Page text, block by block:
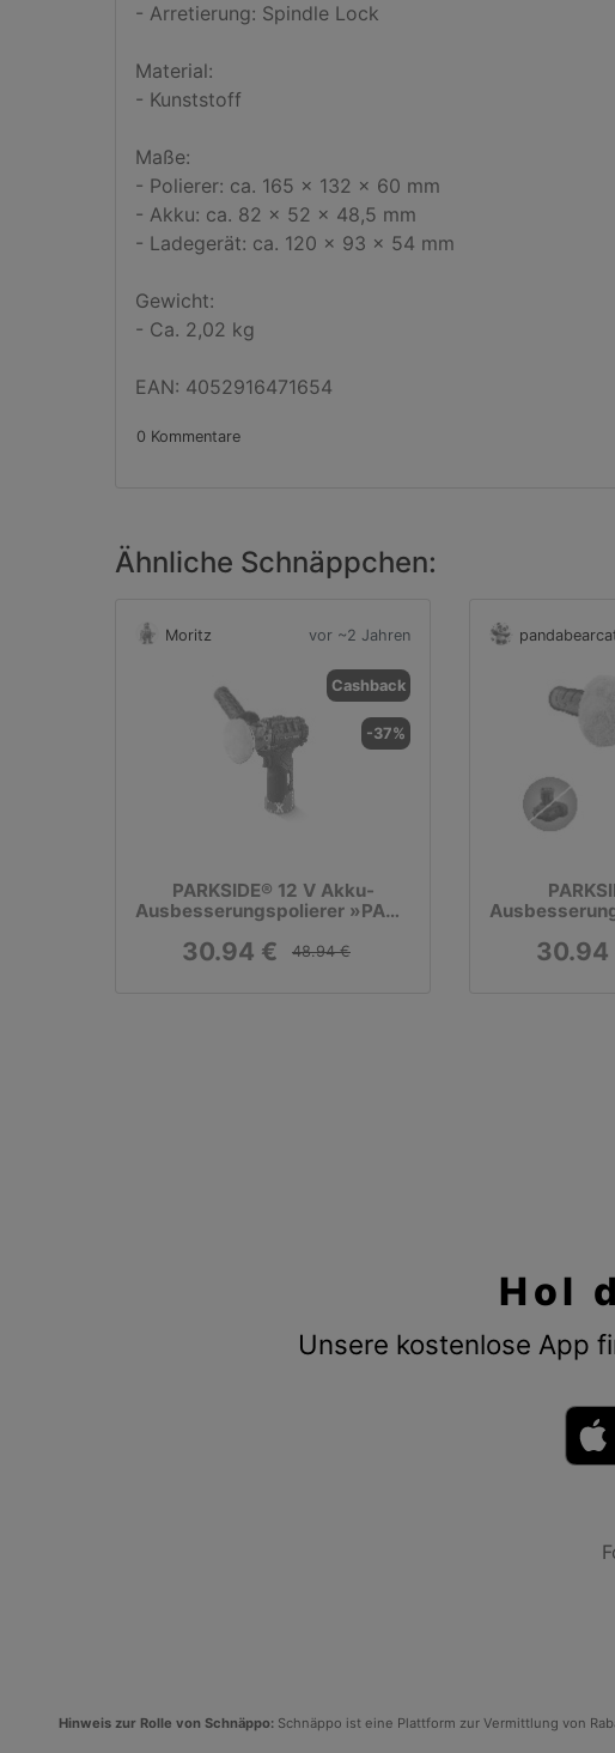
- Arretierung: Spindle Lock
Material:
- Kunststoff
Maße:
- Polierer: ca. 165 x 132 x 60 mm
- Akku: ca. 82 x 52 x 48,5 mm
- Ladegerät: ca. 120 x 93 x 54 mm
Gewicht:
- Ca. 2,02 kg
EAN: 4052916471654
0 Kommentare
Ähnliche Schnäppchen:
Moritz vor ~2 Jahren
Cashback
-37%
PARKSIDE® 12 V Akku-
Ausbesserungspolierer »PAAP
Ladegerät
30.94 € 48.94 € 30.94
Hol
Unsere kostenlose App
Hinweis zur Rolle von Schnäppo:Schnäppo ist eine Plattform zur Vermittlung von